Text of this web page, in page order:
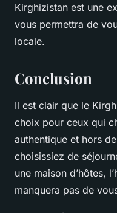
Kirghizistan est une
vous permettra de
locale.
Conclusion
Il est clair que le
choix pour ceux qui
authentique et hors
choisissiez de
une maison d’hôtes,
manquera pas de